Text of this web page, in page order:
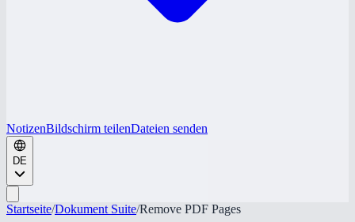
NotizenBildschirm teilenDateien senden
DE
Startseite/Dokument Suite/Remove PDF Pages